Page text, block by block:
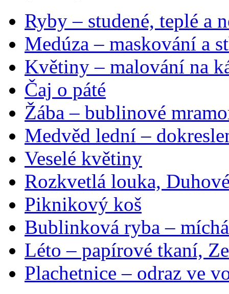
Ryby – studené, teplé a
Medúza – maskování a
Květiny – malování na
Čaj o páté
Žába – bublinové
Medvěd lední –
Veselé květiny
Rozkvetlá louka,
Piknikový koš
Bublinková ryba –
Léto – papírové tkaní,
Plachetnice – odraz ve